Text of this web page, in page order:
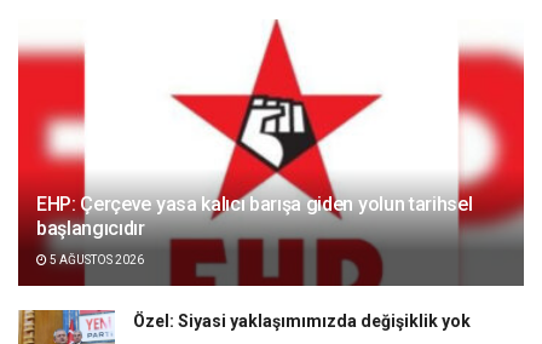
EHP: Çerçeve yasa kalıcı barışa giden yolun tarihsel
başlangıcıdır
5 AĞUSTOS 2026
Özel: Siyasi yaklaşımımızda değişiklik yok